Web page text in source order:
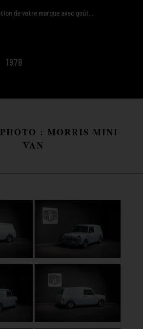
de votre marque avec goût...
: MORRIS MINI
VAN